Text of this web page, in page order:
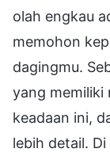
olah engkau
memohon
dagingmu.
yang memiliki
keadaan ini,
lebih detail.